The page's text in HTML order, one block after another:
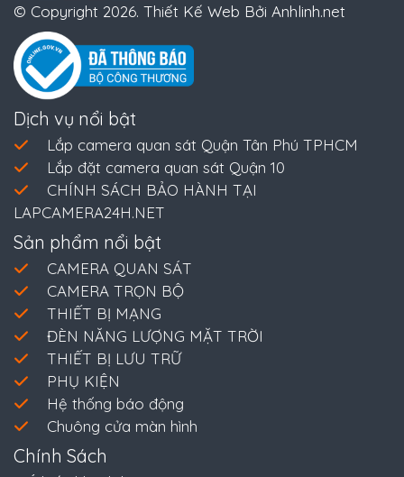
© Copyright 2026. Thiết Kế Web Bởi Anhlinh.net
Dịch vụ nổi bật
Lắp camera quan sát Quận Tân Phú TPHCM
Lắp đặt camera quan sát Quận 10
CHÍNH SÁCH BẢO HÀNH TẠI
LAPCAMERA24H.NET
Sản phẩm nổi bật
CAMERA QUAN SÁT
CAMERA TRỌN BỘ
THIẾT BỊ MẠNG
ĐÈN NĂNG LƯỢNG MẶT TRỜI
THIẾT BỊ LƯU TRỮ
PHỤ KIỆN
Hệ thống báo động
Chuông cửa màn hình
Chính Sách